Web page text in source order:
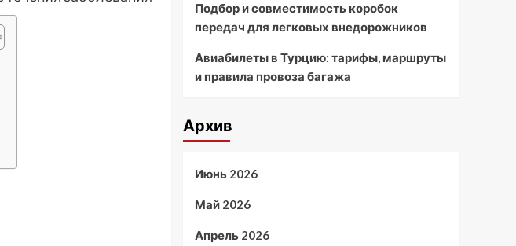
Подбор и совместимость коробок
передач для легковых внедорожников
Авиабилеты в Турцию: тарифы, маршруты
и правила провоза багажа
Архив
Июнь 2026
Май 2026
Апрель 2026